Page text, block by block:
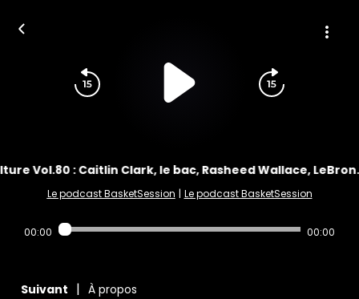
Vol.80 : Caitlin Clark, le bac, Rasheed Wallace,
Le podcast BasketSession | Le podcast BasketSession
00:00 00:00
Suivant | À propos